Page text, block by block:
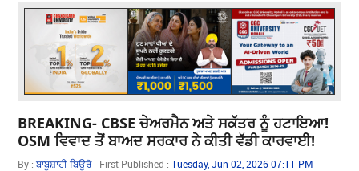
BREAKING- CBSE ਚੇਅਰਮੈਨ ਅਤੇ ਸਕੱਤਰ ਨੂੰ ਹਟਾਇਆ!
OSM ਵਿਵਾਦ ਤੋਂ ਬਾਅਦ ਸਰਕਾਰ ਨੇ ਕੀਤੀ ਵੱਡੀ ਕਾਰਵਾਈ!
By :ਬਾਬੂਸ਼ਾਹੀ ਬਿਊਰੋ First Published :Tuesday, Jun 02, 2026 07:11 PM